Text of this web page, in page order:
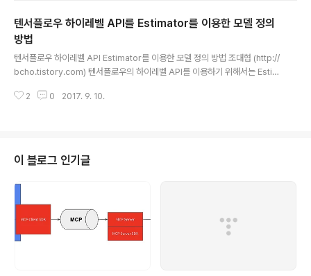
만들어 보기로 하였다 데이타셋샘플 데이타를 구해야 하는
데, 마침 kaggle.com 에 크레딧 카드 이상거래 감지용 데
이타가 있었다.https://www.kaggle.com/dalpozz/cr
editcardfraud 에서 데이타를 다운 받을 수 있다. CSV
형태로 되어 있으며, 2013년 유럽 카드사의 실 데이타 이
다. 2일간의 데이타 이고..
텐서플로우 하이레벨 API를 Estimator를 이용한 모델 정의
방법
텐서플로우 하이레벨 API Estimator를 이용한 모델 정의 방법 조대협 (http://
bcho.tistory.com) 텐서플로우의 하이레벨 API를 이용하기 위해서는 Estim
델을 구현할 수 있다. 하이레벨 API와 Estimator에 대한 설명은 http://bcho.
였다.Custom EstimatorEstimator의 스켈레톤..
2 0 2017. 9. 10.
이 블로그 인기글